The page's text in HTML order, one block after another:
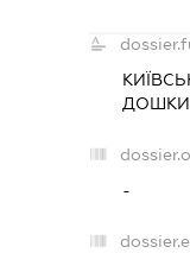
ДОШКИ
-